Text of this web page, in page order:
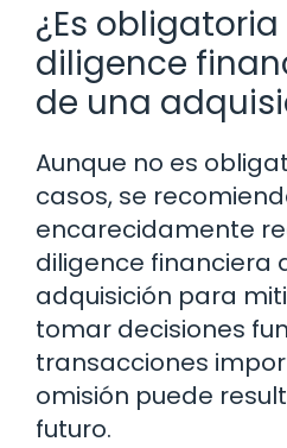
¿Es
diligence
de una
Aunque no es
casos, se
encarecidamente
diligence financiera
adquisición para
tomar decisiones
transacciones
omisión puede
futuro.